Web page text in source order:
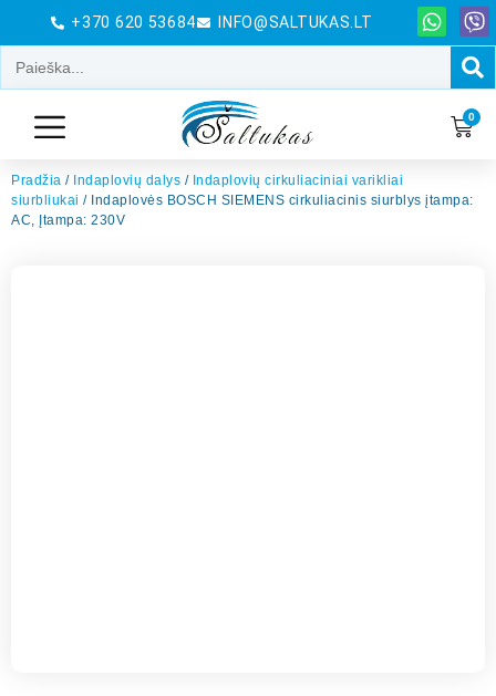
+370 620 53684 INFO@SALTUKAS.LT
0
Pradžia / Indaplovių dalys / Indaplovių cirkuliaciniai varikliai
siurbliukai / Indaplovės BOSCH SIEMENS cirkuliacinis siurblys įtampa:
AC, Įtampa: 230V